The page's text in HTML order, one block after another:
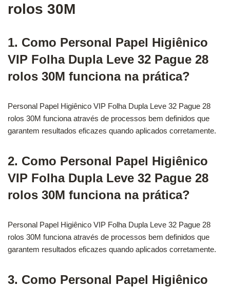
rolos 30M
1. Como Personal Papel Higiênico
VIP Folha Dupla Leve 32 Pague 28
rolos 30M funciona na prática?
Personal Papel Higiênico VIP Folha Dupla Leve 32 Pague 28
rolos 30M funciona através de processos bem definidos que
garantem resultados eficazes quando aplicados corretamente.
2. Como Personal Papel Higiênico
VIP Folha Dupla Leve 32 Pague 28
rolos 30M funciona na prática?
Personal Papel Higiênico VIP Folha Dupla Leve 32 Pague 28
rolos 30M funciona através de processos bem definidos que
garantem resultados eficazes quando aplicados corretamente.
3. Como Personal Papel Higiênico